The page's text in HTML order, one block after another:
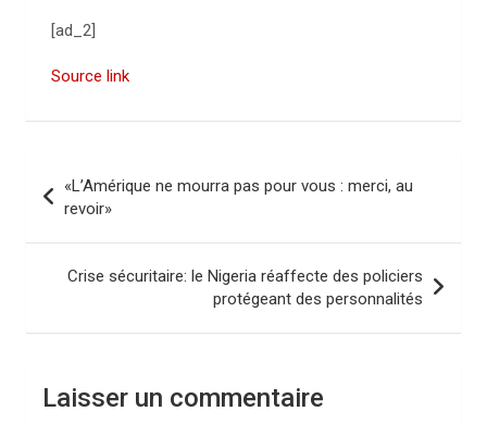
[ad_2]
Source link
v
a
«L’Amérique ne mourra pas pour vous : merci, au
revoir»
Crise sécuritaire: le Nigeria réaffecte des policiers
protégeant des personnalités
Laisser un commentaire